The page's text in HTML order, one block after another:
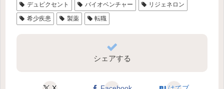
デュピクセント
バイオベンチャー
リジェネロン
希少疾患
製薬 転職
シェアする